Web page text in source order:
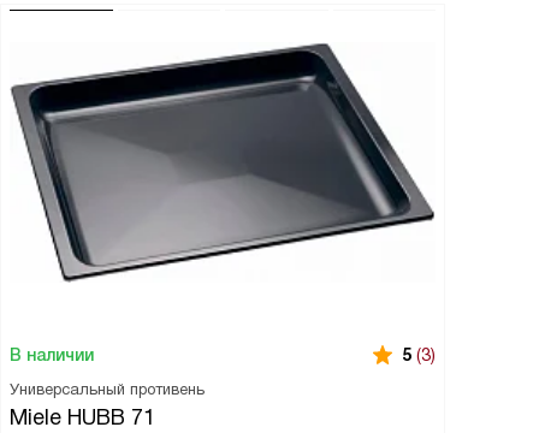
В наличии 5 (3)
Универсальный противень
Miele HUBB 71